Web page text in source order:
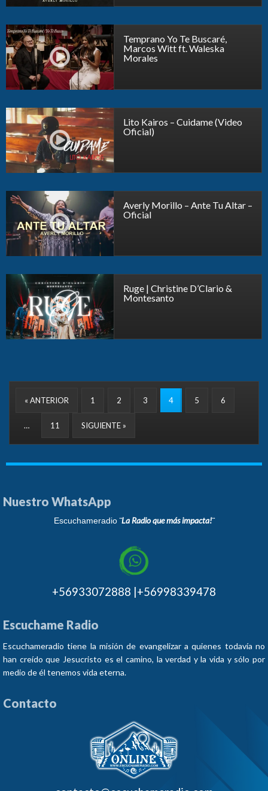
Temprano Yo Te Buscaré,
Marcos Witt ft. Waleska
Morales
Lito Kairos – Cuidame (Video
Oficial)
Averly Morillo – Ante Tu Altar –
Oficial
Ruge | Christine D’Clario &
Montesanto
« ANTERIOR 1 2 3 4 5 6
… 11 SIGUIENTE »
Nuestro WhatsApp
Escuchameradio¨La Radio que más impacta!¨
+56933072888 |+56998339478
Escuchame Radio
Escuchameradio tiene la misión de evangelizar a quienes todavía no
han creído que Jesucristo es el camino, la verdad y la vida y sólo por
medio de él tenemos vida eterna.
Contacto